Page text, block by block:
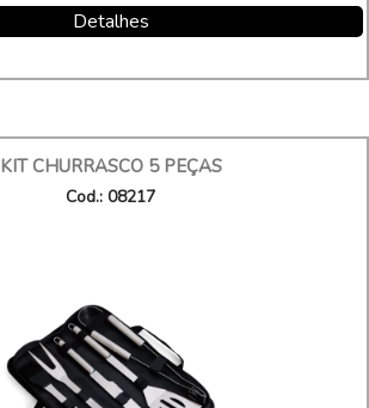
Detalhes
KIT CHURRASCO 5 PEÇAS
Cod.: 08217